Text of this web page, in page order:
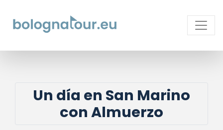
Un día en San Marino
con Almuerzo